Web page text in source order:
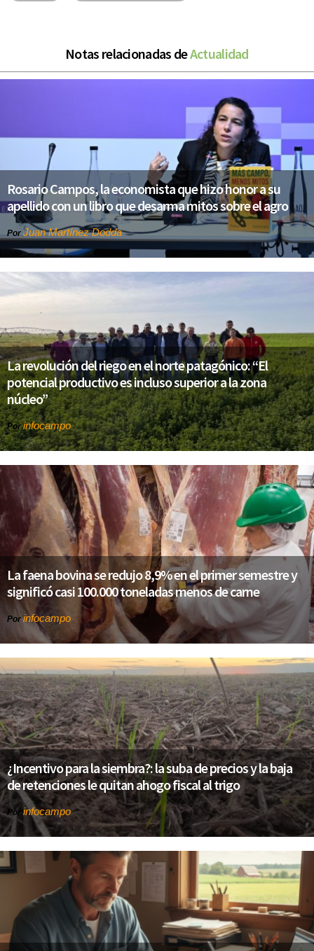
Notas relacionadas deActualidad
Rosario Campos, la economista que hizo honor a su
apellido con un libro que desarma mitos sobre el agro
Por Juan Martínez Dodda
La revolución del riego en el norte patagónico: “El
potencial productivo es incluso superior a la zona
núcleo”
Porinfocampo
La faena bovina se redujo 8,9% en el primer semestre y
significó casi 100.000 toneladas menos de carne
Por infocampo
¿Incentivo para la siembra?: la suba de precios y la baja
de retenciones le quitan ahogo fiscal al trigo
Por infocampo